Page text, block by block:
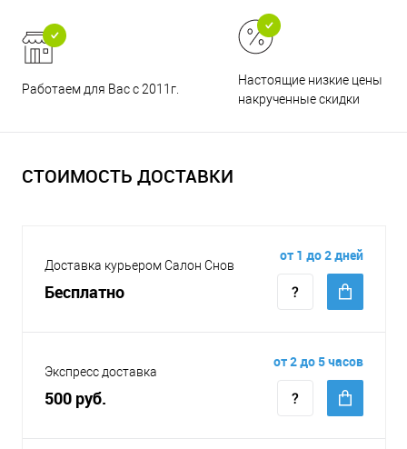
Работаем для Вас с 2011г.
Настоящие низкие цены и
накрученные скидки
СТОИМОСТЬ ДОСТАВКИ
Доставка курьером Салон Снов
Бесплатно
от 1 до 2 дней
Экспресс доставка
500 руб.
от 2 до 5 часов